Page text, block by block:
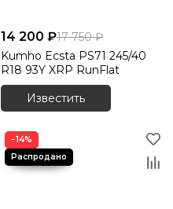
14 200 ₽17 750 ₽
Kumho Ecsta PS71 245/40
R18 93Y XRP RunFlat
Известить
−14%